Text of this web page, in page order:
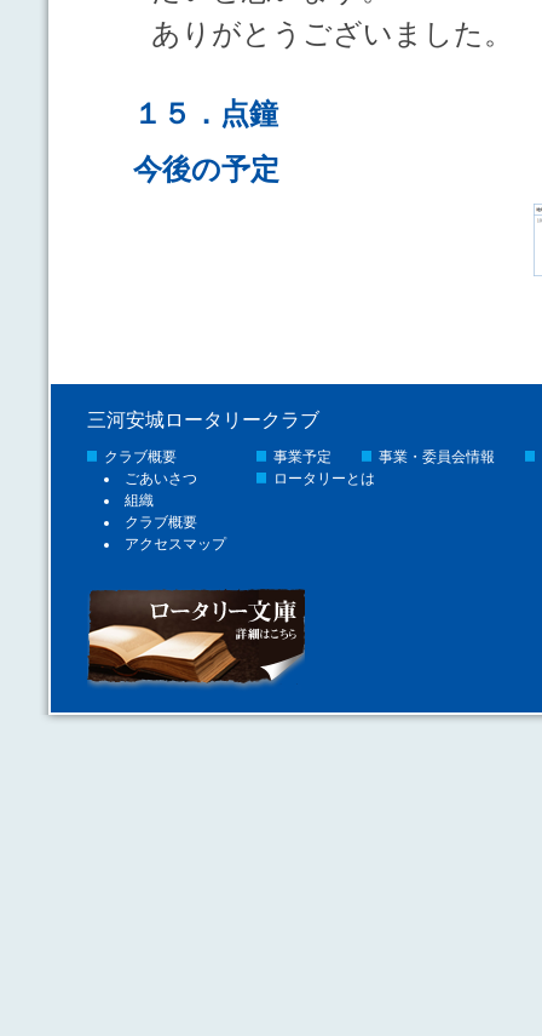
ありがとうございました。
１５．点鐘
今後の予定
三河安城ロータリークラブ
クラブ概要
ごあいさつ
組織
クラブ概要
アクセスマップ
事業予定
事業・委員会情報
ロータリーとは